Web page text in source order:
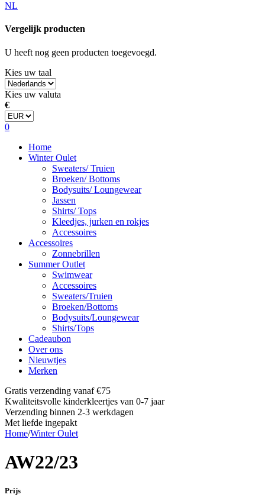
NL
Vergelijk producten
U heeft nog geen producten toegevoegd.
Kies uw taal
Kies uw valuta
€
0
Home
Winter Oulet
Sweaters/ Truien
Broeken/ Bottoms
Bodysuits/ Loungewear
Jassen
Shirts/ Tops
Kleedjes, jurken en rokjes
Accessoires
Accessoires
Zonnebrillen
Summer Outlet
Swimwear
Accessoires
Sweaters/Truien
Broeken/Bottoms
Bodysuits/Loungewear
Shirts/Tops
Cadeaubon
Over ons
Nieuwtjes
Merken
Gratis verzending vanaf €75
Kwaliteitsvolle kinderkleertjes van 0-7 jaar
Verzending binnen 2-3 werkdagen
Met liefde ingepakt
Home/Winter Oulet
AW22/23
Prijs